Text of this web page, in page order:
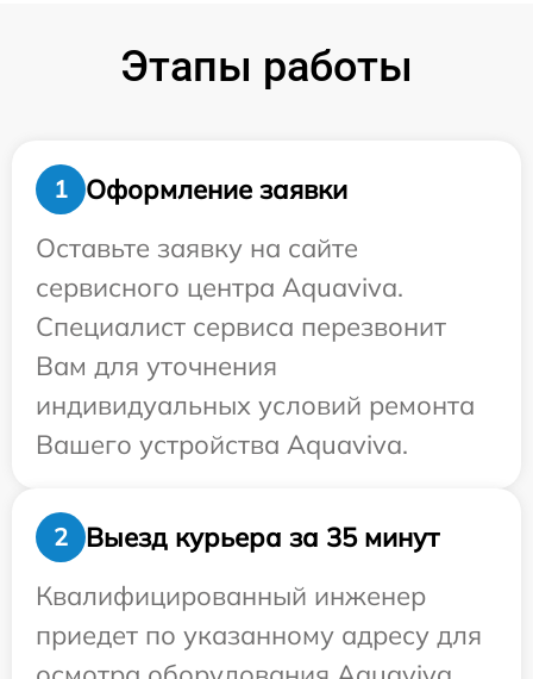
Этапы работы
1
Оформление заявки
Оставьте заявку на сайте
сервисного центра Aquaviva.
Специалист сервиса перезвонит
Вам для уточнения
индивидуальных условий ремонта
Вашего устройства Aquaviva.
2
Выезд курьера за 35 минут
Квалифицированный инженер
приедет по указанному адресу для